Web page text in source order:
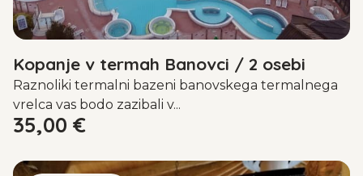
Kopanje v termah Banovci / 2 osebi
Raznoliki termalni bazeni banovskega termalnega
vrelca vas bodo zazibali v...
35,00 €